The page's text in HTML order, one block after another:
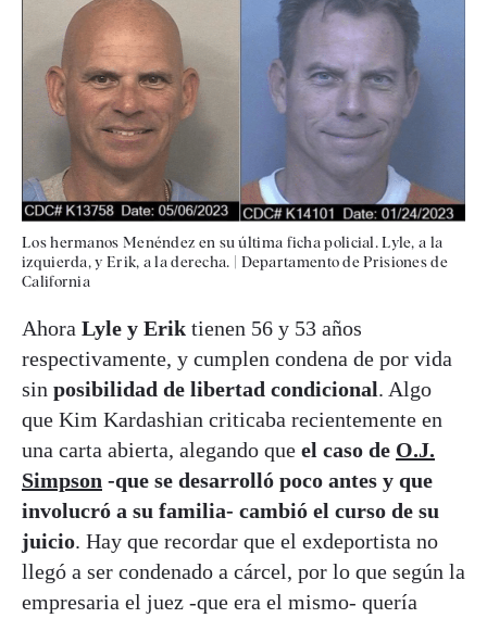
Los hermanos Menéndez en su última ficha policial. Lyle, a la
izquierda, y Erik, a la derecha.
Departamento de Prisiones de
California
Ahora Lyle y Erik tienen 56 y 53 años
respectivamente, y cumplen condena de por vida
sin posibilidad de libertad condicional. Algo
que Kim Kardashian criticaba recientemente en
una carta abierta, alegando que el caso de O.J.
Simpson -que se desarrolló poco antes y que
involucró a su familia- cambió el curso de su
juicio. Hay que recordar que el exdeportista no
llegó a ser condenado a cárcel, por lo que según la
empresaria el juez -que era el mismo- quería